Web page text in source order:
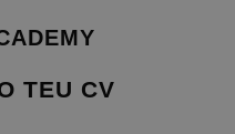
TEU CV